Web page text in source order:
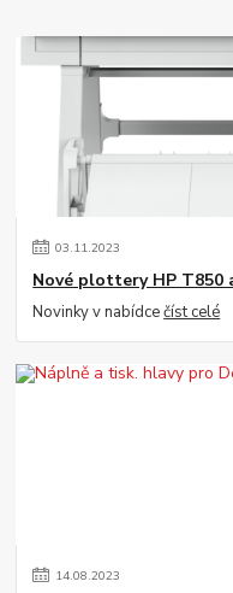
03.11.2023
Nové plottery HP T850
Novinky v nabídcečíst celé
14.08.2023